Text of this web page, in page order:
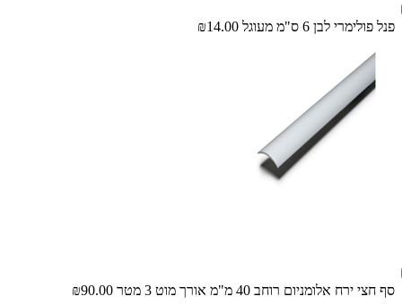
פנל פולימרי לבן 6 ס"מ מעוגל ₪14.00
סף חצי ירח אלומניום רוחב 40 מ"מ אורך מוט 3 מטר ₪90.00